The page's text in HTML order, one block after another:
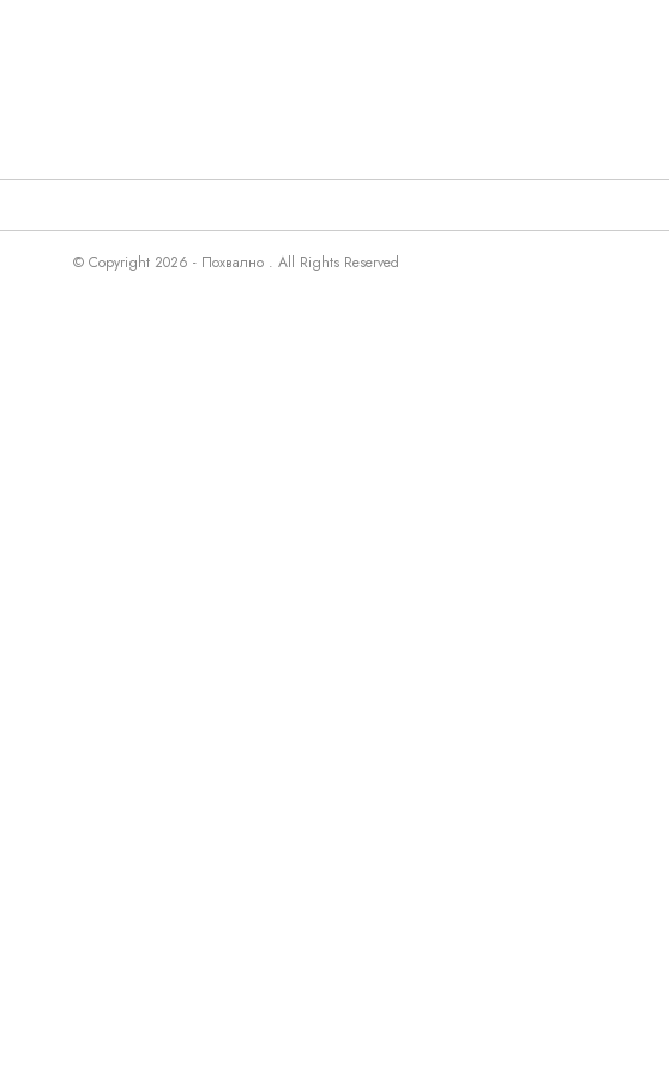
© Copyright 2026 - Похвално . All Rights Reserved